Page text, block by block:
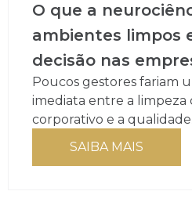
O que a
ambientes limpos
decisão nas
Poucos gestores fariam
imediata entre a limpeza
corporativo e a
SAIBA MAIS